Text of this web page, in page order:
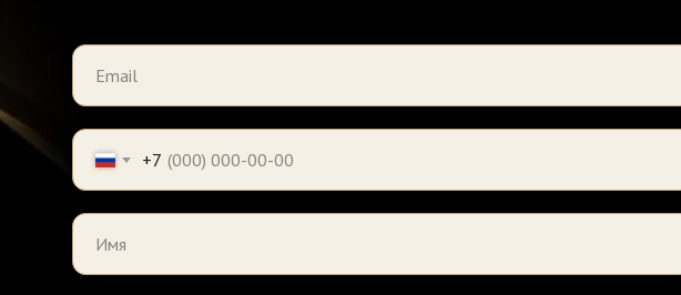
+7